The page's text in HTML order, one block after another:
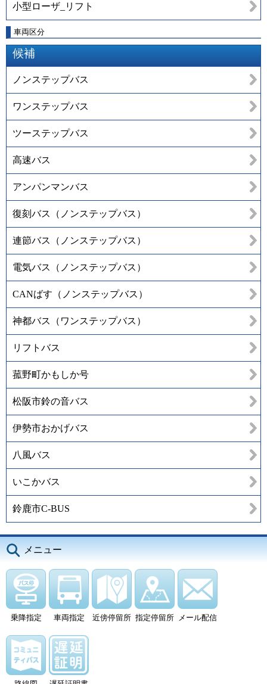
小型ローザ_リフト
車両区分
候補
ノンステップバス
ワンステップバス
ツーステップバス
高速バス
アンパンマンバス
復刻バス（ノンステップバス）
連節バス（ノンステップバス）
電気バス（ノンステップバス）
CANばす（ノンステップバス）
神都バス（ワンステップバス）
リフトバス
菰野町かもしか号
松阪市鈴の音バス
伊勢市おかげバス
八風バス
いこかバス
鈴鹿市C-BUS
メニュー
乗降指定 車両指定 近傍停留所 指定停留所 メール配信